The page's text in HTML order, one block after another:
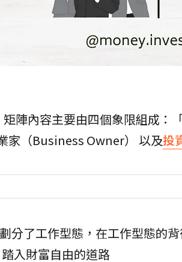
矩陣內容主要由四個象限組成
家（Business Owner） 以及投
分了工作型態，在工作型態的
踏入財富自由的道路